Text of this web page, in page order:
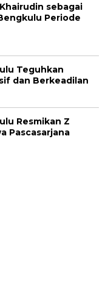
sebagai
Periode
Teguhkan
dan Berkeadilan
Resmikan Z
Pascasarjana